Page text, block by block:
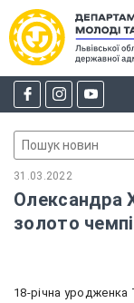
31.03.2022
Олександра
золото
18-річна уродженка